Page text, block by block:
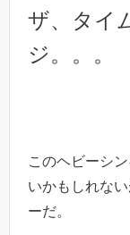
ザ、タイ
ジ。。。
このヘビーシ
いかもしれない
ーだ。